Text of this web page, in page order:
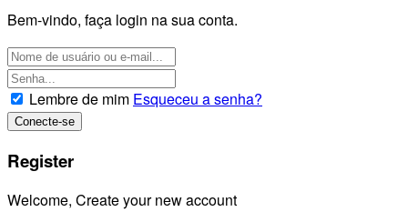
Bem-vindo, faça login na sua conta.
Lembre de mim Esqueceu a senha?
Register
Welcome, Create your new account